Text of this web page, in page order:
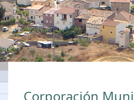
Corporación